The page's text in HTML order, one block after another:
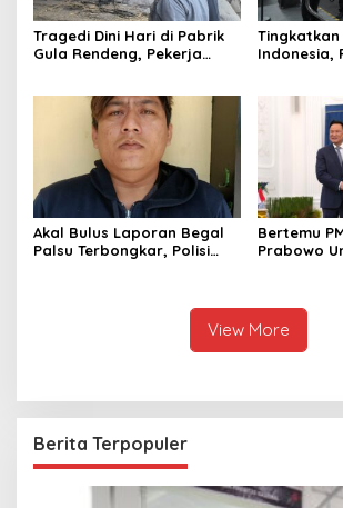
Tragedi Dini Hari di Pabrik
Gula Rendeng, Pekerja
Tingkatkan
Indonesia,
Terbaik
Akal Bulus Laporan Begal
Palsu Terbongkar, Polisi
Bertemu
Prabowo
Raja
View More
Berita Terpopuler